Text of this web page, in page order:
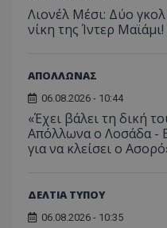
Λιονέλ Μέσι: Δύο
νίκη της Ίντερ
ΑΠΟΛΛΩΝΑΣ
06.08.2026 - 10:44
«Έχει βάλει τη δική
Απόλλωνα ο Λοσάδα -
για να κλείσει ο
ΔΕΛΤΙΑ ΤΥΠΟΥ
06.08.2026 - 10:35